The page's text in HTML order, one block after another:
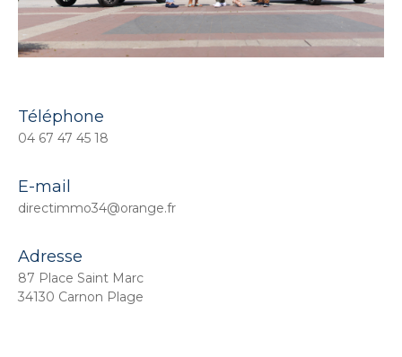
Téléphone
04 67 47 45 18
E-mail
directimmo34@orange.fr
Adresse
87 Place Saint Marc
34130 Carnon Plage